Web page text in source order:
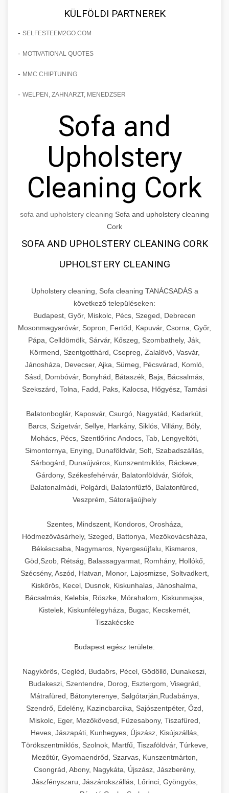
KÜLFÖLDI PARTNEREK
- SELFESTEEM2GO.COM
- MOTIVATIONAL QUOTES
- MMC CHIPTUNING
- WELPEN, ZAHNARZT, MENEDZSER
Sofa and
Upholstery
Cleaning Cork
sofa and upholstery cleaning Sofa and upholstery cleaning
Cork
SOFA AND UPHOLSTERY CLEANING CORK
UPHOLSTERY CLEANING
Upholstery cleaning, Sofa cleaning TANÁCSADÁS a
következő településeken:
Budapest, Győr, Miskolc, Pécs, Szeged, Debrecen
Mosonmagyaróvár, Sopron, Fertőd, Kapuvár, Csorna, Győr,
Pápa, Celldömölk, Sárvár, Kőszeg, Szombathely, Ják,
Körmend, Szentgotthárd, Csepreg, Zalalövő, Vasvár,
Jánosháza, Devecser, Ajka, Sümeg, Pécsvárad, Komló,
Sásd, Dombóvár, Bonyhád, Bátaszék, Baja, Bácsalmás,
Szekszárd, Tolna, Fadd, Paks, Kalocsa, Hőgyész, Tamási
Balatonboglár, Kaposvár, Csurgó, Nagyatád, Kadarkút,
Barcs, Szigetvár, Sellye, Harkány, Siklós, Villány, Bóly,
Mohács, Pécs, Szentlőrinc Andocs, Tab, Lengyeltóti,
Simontornya, Enying, Dunaföldvár, Solt, Szabadszállás,
Sárbogárd, Dunaújváros, Kunszentmiklós, Ráckeve,
Gárdony, Székesfehérvár, Balatonföldvár, Siófok,
Balatonalmádi, Polgárdi, Balatonfűzfő, Balatonfüred,
Veszprém, Sátoraljaújhely
Szentes, Mindszent, Kondoros, Orosháza,
Hódmezővásárhely, Szeged, Battonya, Mezőkovácsháza,
Békéscsaba, Nagymaros, Nyergesújfalu, Kismaros,
Göd,Szob, Rétság, Balassagyarmat, Romhány, Hollókő,
Szécsény, Aszód, Hatvan, Monor, Lajosmizse, Soltvadkert,
Kiskőrös, Kecel, Dusnok, Kiskunhalas, Jánoshalma,
Bácsalmás, Kelebia, Röszke, Mórahalom, Kiskunmajsa,
Kistelek, Kiskunfélegyháza, Bugac, Kecskemét,
Tiszakécske
Budapest egész területe:
Nagykörös, Cegléd, Budaörs, Pécel, Gödöllő, Dunakeszi,
Budakeszi, Szentendre, Dorog, Esztergom, Visegrád,
Mátrafüred, Bátonyterenye, Salgótarján,Rudabánya,
Szendrő, Edelény, Kazincbarcika, Sajószentpéter, Ózd,
Miskolc, Eger, Mezőkövesd, Füzesabony, Tiszafüred,
Heves, Jászapáti, Kunhegyes, Újszász, Kisújszállás,
Törökszentmiklós, Szolnok, Martfű, Tiszaföldvár, Túrkeve,
Mezőtúr, Gyomaendrőd, Szarvas, Kunszentmárton,
Csongrád, Abony, Nagykáta, Újszász, Jászberény,
Jászfényszaru, Jászárokszállás, Lőrinci, Gyöngyös,